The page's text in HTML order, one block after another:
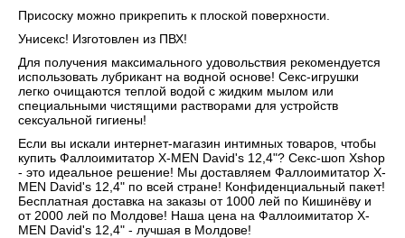
Присоску можно прикрепить к плоской поверхности.
Унисекс! Изготовлен из ПВХ!
Для получения максимального удовольствия рекомендуется
использовать лубрикант на водной основе! Секс-игрушки
легко очищаются теплой водой с жидким мылом или
специальными чистящими растворами для устройств
сексуальной гигиены!
Если вы искали интернет-магазин интимных товаров, чтобы
купить Фаллоимитатор X-MEN David's 12,4"? Секс-шоп Xshop
- это идеальное решение! Мы доставляем Фаллоимитатор X-
MEN David's 12,4" по всей стране! Конфиденциальный пакет!
Бесплатная доставка на заказы от 1000 лей по Кишинёву и
от 2000 лей по Молдове! Наша цена на Фаллоимитатор X-
MEN David's 12,4" - лучшая в Молдове!